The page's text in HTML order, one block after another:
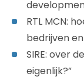
RTL MCN:
bedrijven
SIRE: over
eigenlijk?”